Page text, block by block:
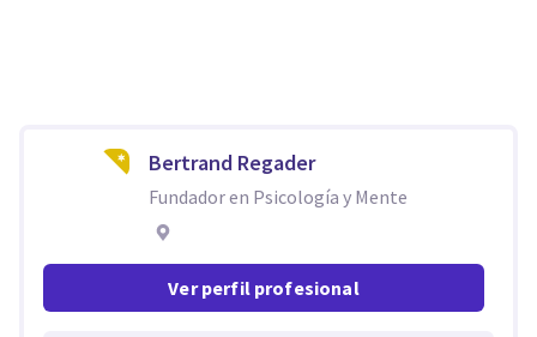
Bertrand Regader
Fundador en Psicología y Mente
Ver perfil profesional